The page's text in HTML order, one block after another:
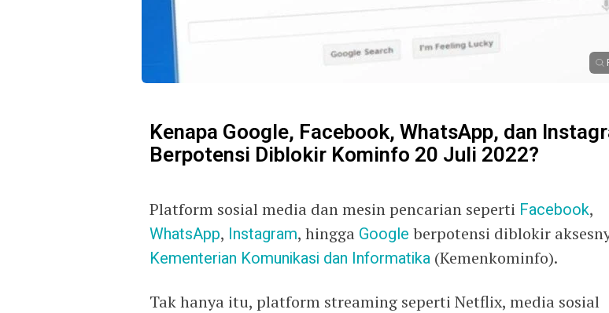
Kenapa Google, Facebook, WhatsApp, dan
Berpotensi Diblokir Kominfo 20 Juli 2022?
Platform sosial media dan mesin pencarian seperti Facebook,
WhatsApp, Instagram, hingga Google berpotensi diblokir
Kementerian Komunikasi dan Informatika (Kemenkominfo).
Tak hanya itu, platform streaming seperti Netflix, media sosial